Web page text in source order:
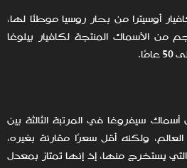
أوسيترا من بحار روسيا موطنًا لها،
الأسماك المنتجة لكافيار بيلوغا
سيفروغا في المرتبة الثالثة بين
ولكنه أقل سعرًا مقارنة بغيره،
يستخرج منها، إذ إنها تمتاز بمعدل